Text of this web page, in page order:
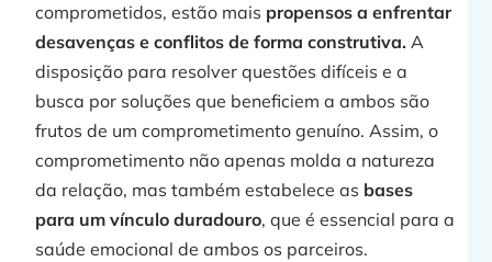
comprometidos, estão mais propensos a enfrentar
desavenças e conflitos de forma construtiva. A
disposição para resolver questões difíceis e a
busca por soluções que beneficiem a ambos são
frutos de um comprometimento genuíno. Assim, o
comprometimento não apenas molda a natureza
da relação, mas também estabelece as bases
para um vínculo duradouro, que é essencial para a
saúde emocional de ambos os parceiros.